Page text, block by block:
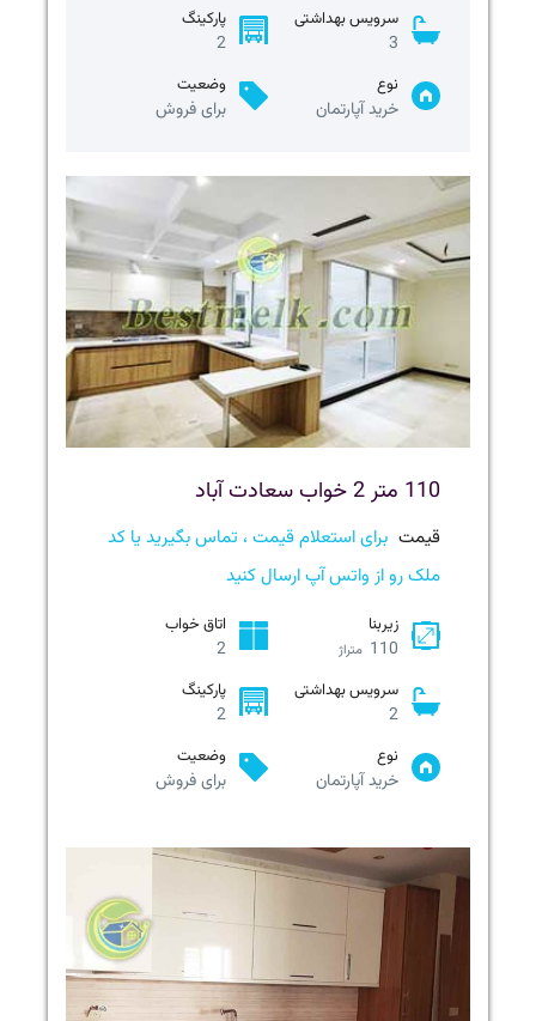
سرویس بهداشتی
3
پارکینگ
2
نوع
خرید آپارتمان
وضعیت
برای فروش
110 متر 2 خواب سعادت آباد
قیمت برای استعلام قیمت ، تماس بگیرید یا کد
ملک رو از واتس آپ ارسال کنید
زیربنا
110 متراژ
اتاق خواب
2
سرویس بهداشتی
2
پارکینگ
2
نوع
خرید آپارتمان
وضعیت
برای فروش